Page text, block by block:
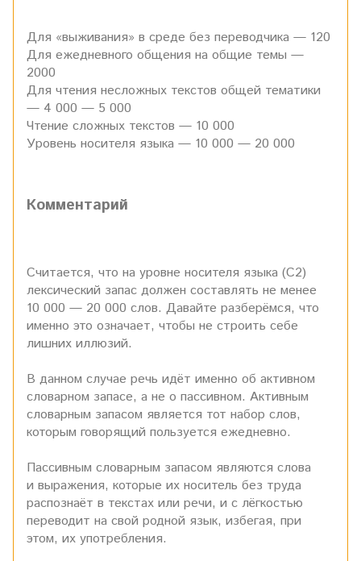
Для «выживания» в среде без переводчика — 120
Для ежедневного общения на общие темы —
2000
Для чтения несложных текстов общей тематики
— 4 000 — 5 000
Чтение сложных текстов — 10 000
Уровень носителя языка — 10 000 — 20 000
Комментарий
Считается, что на уровне носителя языка (С2)
лексический запас должен составлять не менее
10 000 — 20 000 слов. Давайте разберёмся, что
именно это означает, чтобы не строить себе
лишних иллюзий.
В данном случае речь идёт именно об активном
словарном запасе, а не о пассивном. Активным
словарным запасом является тот набор слов,
которым говорящий пользуется ежедневно.
Пассивным словарным запасом являются слова
и выражения, которые их носитель без труда
распознаёт в текстах или речи, и с лёгкостью
переводит на свой родной язык, избегая, при
этом, их употребления.